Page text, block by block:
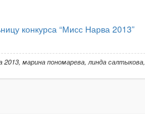
конкурса “Мисс Нарва 2013”
2013, марина пономарева, линда салтыкова,